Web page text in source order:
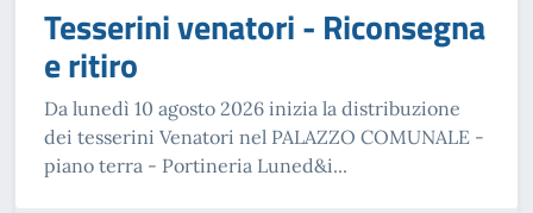
Tesserini venatori - Riconsegna
e ritiro
Da lunedì 10 agosto 2026 inizia la distribuzione
dei tesserini Venatori nel PALAZZO COMUNALE -
piano terra - Portineria Luned&i...